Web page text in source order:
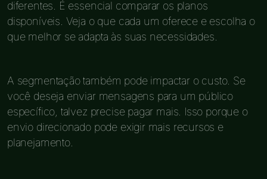
diferentes. É essencial comparar os planos
disponíveis. Veja o que cada um oferece e escolha o
que melhor se adapta às suas necessidades.
A segmentação também pode impactar o custo. Se
você deseja enviar mensagens para um público
específico, talvez precise pagar mais. Isso porque o
envio direcionado pode exigir mais recursos e
planejamento.